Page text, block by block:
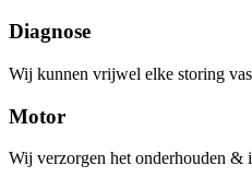
Diagnose
Wij kunnen vrijwel elke storing
Motor
Wij verzorgen het onderhouden &